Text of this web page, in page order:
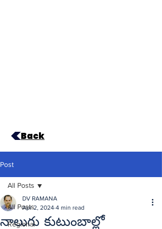
Back
Post
All Posts
Regional
All Posts
నాలుగు కుటుంబాల్లో
DV RAMANA
Apr 2, 2024 4 min read